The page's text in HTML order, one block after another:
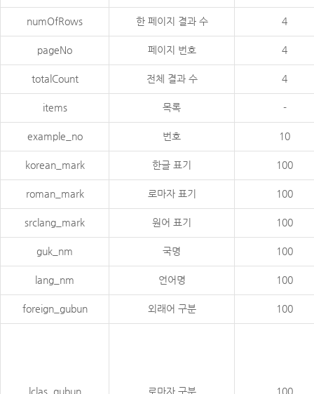
numOfRows 한 페이지 결과 수 4
pageNo 페이지 번호 4
totalCount 전체 결과 수 4
items 목록 -
example_no 번호 10
korean_mark 한글 표기 100
roman_mark 로마자 표기 100
srclang_mark 원어 표기 100
guk_nm 국명 100
lang_nm 언어명 100
foreign_gubun 외래어 구분 100
lclas_gubun 로마자 구분 100